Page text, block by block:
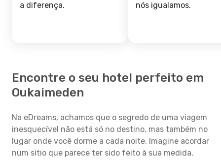
a diferença.
nós igualamos.
Encontre o seu hotel perfeito em
Oukaimeden
Na eDreams, achamos que o segredo de uma viagem
inesquecível não está só no destino, mas também no
lugar onde você dorme a cada noite. Imagine acordar
num sítio que parece ter sido feito à sua medida,